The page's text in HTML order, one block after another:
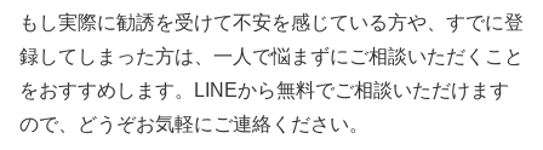
もし実際に勧誘を受けて不安を感じている方や、すでに登
録してしまった方は、一人で悩まずにご相談いただくこと
をおすすめします。LINEから無料でご相談いただけます
ので、どうぞお気軽にご連絡ください。